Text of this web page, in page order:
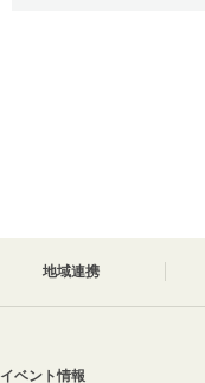
地域連携
イベント情報